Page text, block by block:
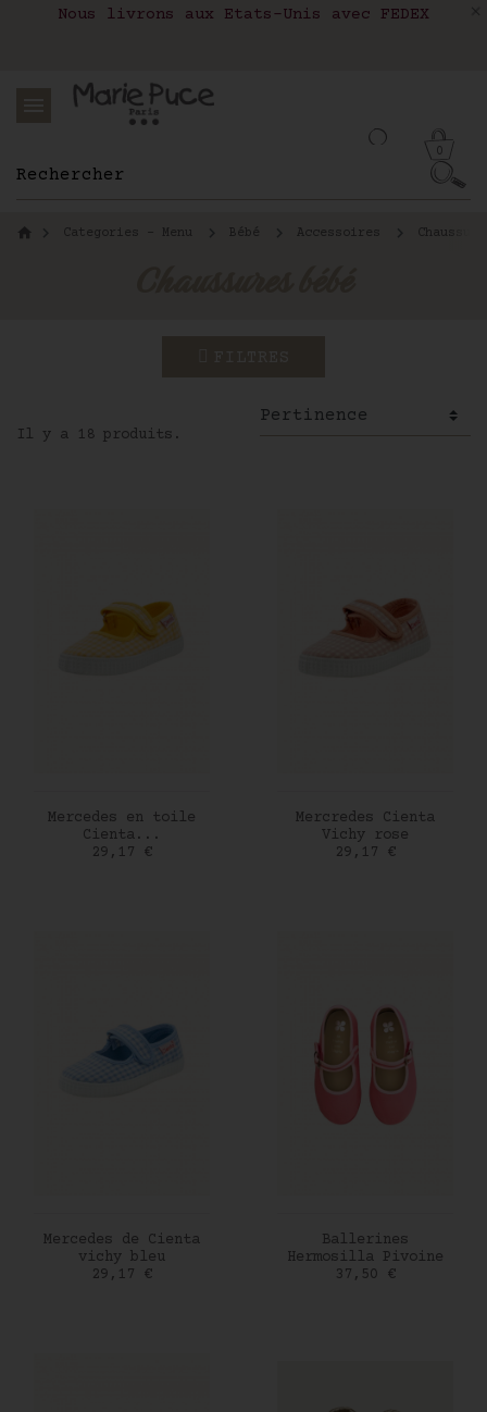
Notre site part en vacances !
Nous livrons aux Etats-Unis avec FEDEX
Livraison en relais colis en France,
0
Categories - Menu Bébé Accessoires
Il y a 18 produits.
AJOUTER AU PANIER
Mercedes en toile
Cienta...
Prix
29,17 €
AJOUTER AU PANIER
Mercredes Cienta
Vichy rose
Prix
29,17 €
AJOUTER AU PANIER
Mercedes de Cienta
vichy bleu
Prix
29,17 €
AJOUTER AU PANIER
Ballerines
Hermosilla Pivoine
Prix
37,50 €